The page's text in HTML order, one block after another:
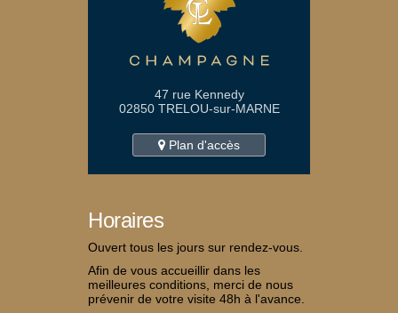
47 rue Kennedy
02850 TRELOU-sur-MARNE
Plan d'accès
Horaires
Ouvert tous les jours sur rendez-vous.
Afin de vous accueillir dans les
meilleures conditions, merci de nous
prévenir de votre visite 48h à l'avance.